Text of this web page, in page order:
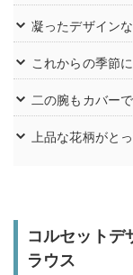
凝ったデザイン
これからの季節
二の腕もカバー
上品な花柄がと
コルセット
ラウス